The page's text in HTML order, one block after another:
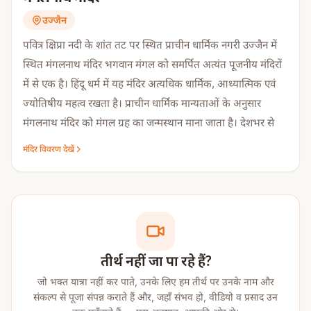
उज्जैन
पवित्र क्षिप्रा नदी के शांत तट पर स्थित प्राचीन धार्मिक नगरी उज्जैन में
स्थित मंगलनाथ मंदिर भगवान मंगल को समर्पित अत्यंत पूजनीय मंदिरों
में से एक है। हिंदू धर्म में यह मंदिर अत्यधिक धार्मिक, आध्यात्मिक एवं
ज्योतिषीय महत्व रखता है। प्राचीन धार्मिक मान्यताओं के अनुसार
मंगलनाथ मंदिर को मंगल ग्रह का जन्मस्थान माना जाता है। देशभर से
श्रद्धालु यहां मांगलिक दोष, ग्रह बाधा, विवाह में विलंब, आर्थिक
सम्पन्न होने वाले धार्मिक अनुष्ठान इसे मंगल ग्रह से संबंधित दोष निवारण
एवं ग्रह शांति के लिए अत्यंत शक्तिशाली तीर्थस्थल बनाते हैं।
मंगलनाथ मंदिर का धार्मिक महत्व
मंदिर विवरण देखें
तीर्थ नहीं जा पा रहे हैं?
जो भक्त यात्रा नहीं कर पाते, उनके लिए हम तीर्थ पर उनके नाम और
संकल्प से पूजा संपन्न कराते हैं और, जहाँ संभव हो, वीडियो व प्रसाद उन